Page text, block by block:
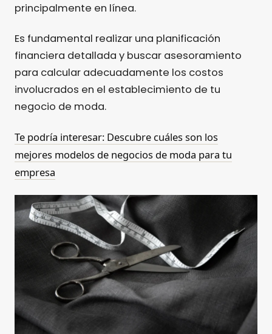
principalmente en línea.
Es fundamental realizar una planificación
financiera detallada y buscar asesoramiento
para calcular adecuadamente los costos
involucrados en el establecimiento de tu
negocio de moda.
Te podría interesar: Descubre cuáles son los
mejores modelos de negocios de moda para tu
empresa